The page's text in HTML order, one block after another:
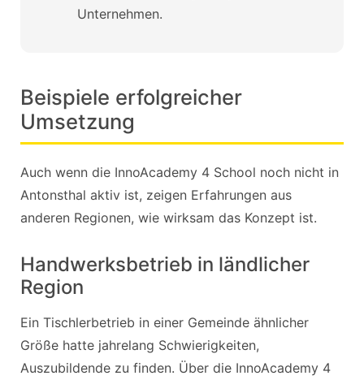
Unternehmen.
Beispiele erfolgreicher
Umsetzung
Auch wenn die InnoAcademy 4 School noch nicht in
Antonsthal aktiv ist, zeigen Erfahrungen aus
anderen Regionen, wie wirksam das Konzept ist.
Handwerksbetrieb in ländlicher
Region
Ein Tischlerbetrieb in einer Gemeinde ähnlicher
Größe hatte jahrelang Schwierigkeiten,
Auszubildende zu finden. Über die InnoAcademy 4